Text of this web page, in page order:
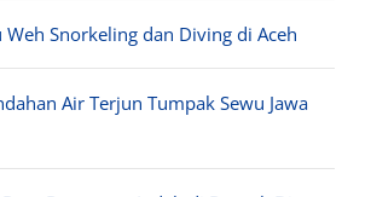
Weh Snorkeling dan Diving di Aceh
Air Terjun Tumpak Sewu Jawa